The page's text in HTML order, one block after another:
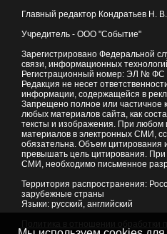
Главный редактор Кондратьев Н. В.
Учредитель - ООО "Событие"
Зарегистрировано Федеральной
связи, информационных
Регистрационный номер: ЭЛ № ФС
Редакция не несет
информации, содержащейся в
Запрещено полное или частичное
любых материалов сайта, как
тексты и изображения. При любом
материалов в электронных СМИ,
обязательна. Объем
превышать цель цитирования.
СМИ, необходимо письменное
Территория распространения:
зарубежные страны
Языки: русский, английский